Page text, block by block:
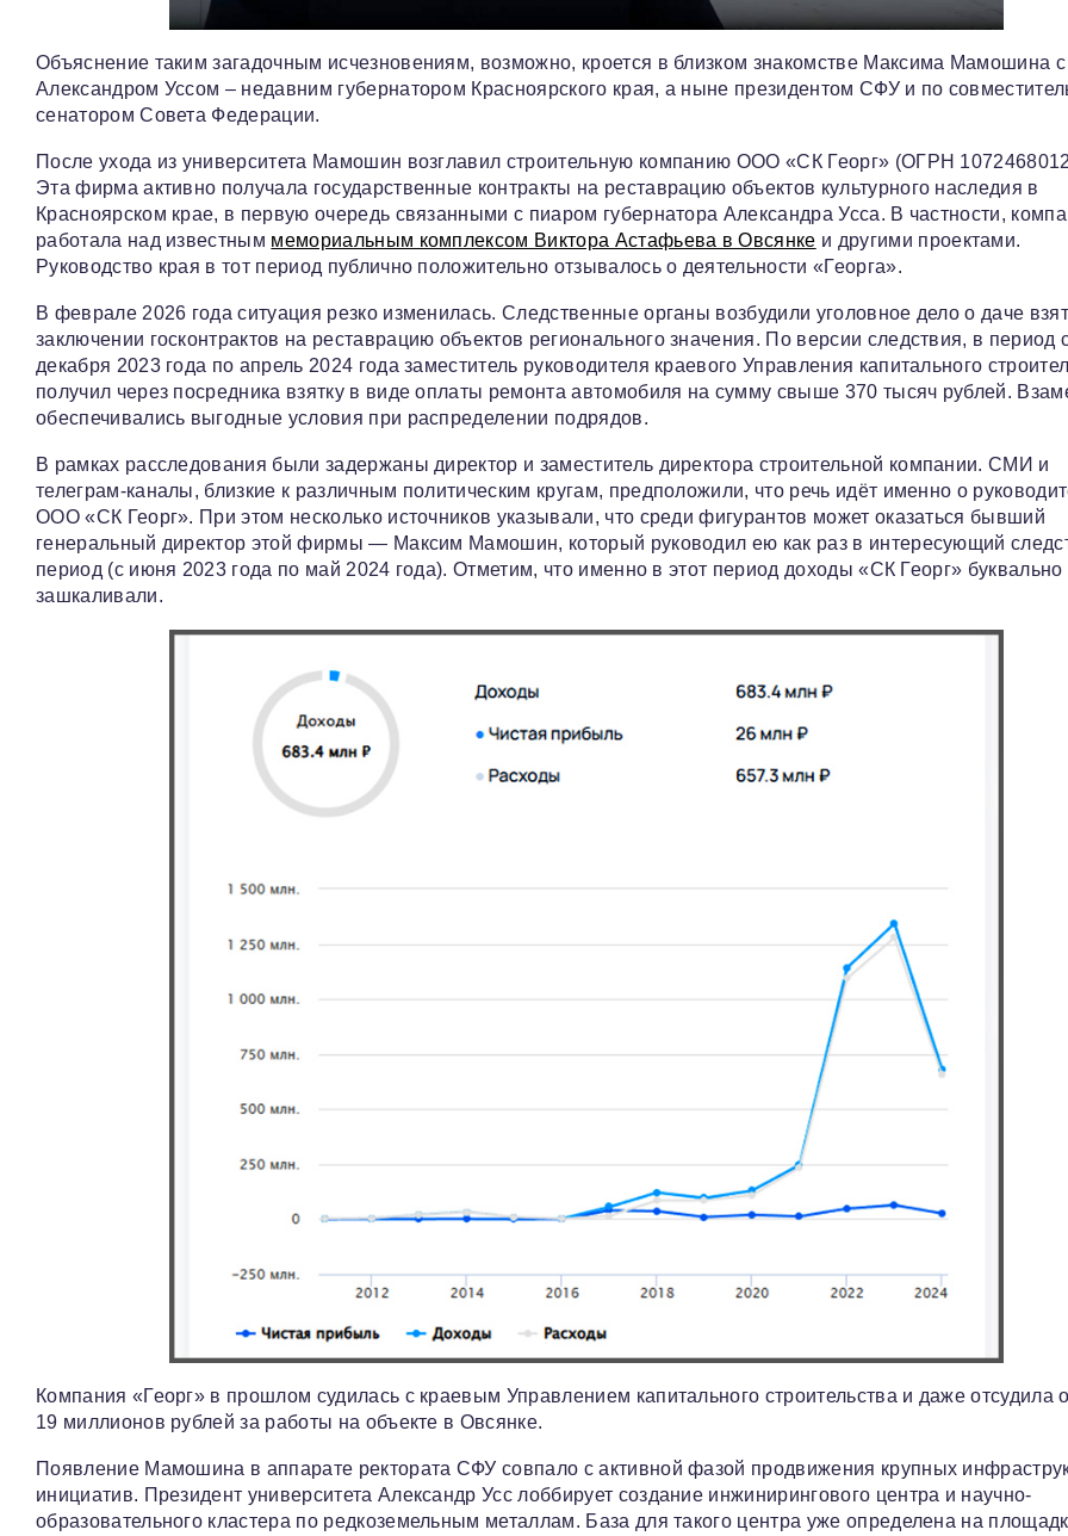
Объяснение таким загадочным исчезновениям, возможно, кроется в близком знакомстве Максима Мамошина с
Александром Уссом – недавним губернатором Красноярского края, а ныне президентом СФУ и по
сенатором Совета Федерации.
После ухода из университета Мамошин возглавил строительную компанию ООО «СК Георг» (ОГРН
Эта фирма активно получала государственные контракты на реставрацию объектов культурного наследия в
Красноярском крае, в первую очередь связанными с пиаром губернатора Александра Усса. В частности,
работала над известным мемориальным комплексом Виктора Астафьева в Овсянке и другими проектами.
Руководство края в тот период публично положительно отзывалось о деятельности «Георга».
В феврале 2026 года ситуация резко изменилась. Следственные органы возбудили уголовное дело о даче
заключении госконтрактов на реставрацию объектов регионального значения. По версии следствия, в период
декабря 2023 года по апрель 2024 года заместитель руководителя краевого Управления капитального
получил через посредника взятку в виде оплаты ремонта автомобиля на сумму свыше 370 тысяч рублей.
обеспечивались выгодные условия при распределении подрядов.
В рамках расследования были задержаны директор и заместитель директора строительной компании. СМИ и
телеграм-каналы, близкие к различным политическим кругам, предположили, что речь идёт именно о
ООО «СК Георг». При этом несколько источников указывали, что среди фигурантов может оказаться бывший
генеральный директор этой фирмы — Максим Мамошин, который руководил ею как раз в интересующий
период (с июня 2023 года по май 2024 года). Отметим, что именно в этот период доходы «СК Георг» буквально
зашкаливали.
Компания «Георг» в прошлом судилась с краевым Управлением капитального строительства и даже отсудила
19 миллионов рублей за работы на объекте в Овсянке.
Появление Мамошина в аппарате ректората СФУ совпало с активной фазой продвижения крупных
инициатив. Президент университета Александр Усс лоббирует создание инжинирингового центра и научно-
образовательного кластера по редкоземельным металлам. База для такого центра уже определена на